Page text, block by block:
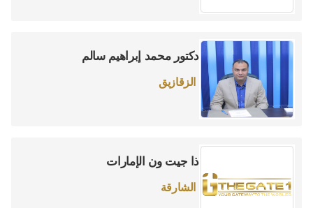
دكتور محمد إبراهيم سالم
الزقازيق
ذا جيت ون الإمارات
الشارقة